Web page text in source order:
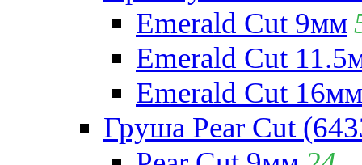
Emerald Cut 9мм
Emerald Cut
Emerald Cut 16мм
Груша Pear Cut